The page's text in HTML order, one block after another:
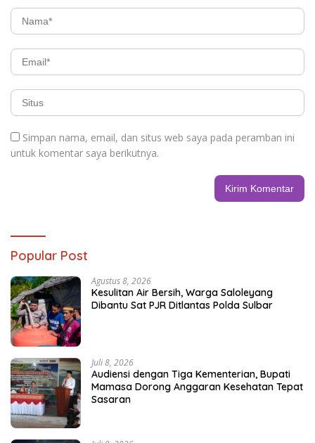
Simpan nama, email, dan situs web saya pada peramban ini
untuk komentar saya berikutnya.
Popular Post
Agustus 8, 2026
Kesulitan Air Bersih, Warga Saloleyang
Dibantu Sat PJR Ditlantas Polda Sulbar
Juli 8, 2026
Audiensi dengan Tiga Kementerian, Bupati
Mamasa Dorong Anggaran Kesehatan Tepat
Sasaran